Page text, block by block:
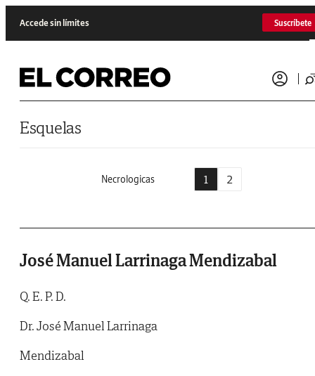
Accede sin límites Suscríbete
Esquelas
Necrologicas 1 2
José Manuel Larrinaga Mendizabal
Q. E. P. D.
Dr. José Manuel Larrinaga
Mendizabal